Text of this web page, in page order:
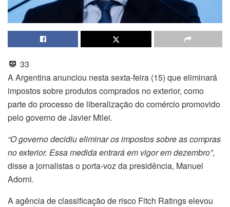
33
A Argentina anunciou nesta sexta-feira (15) que eliminará
impostos sobre produtos comprados no exterior, como
parte do processo de liberalização do comércio promovido
pelo governo de Javier Milei.
“O governo decidiu eliminar os impostos sobre as compras
no exterior. Essa medida entrará em vigor em dezembro”,
disse a jornalistas o porta-voz da presidência, Manuel
Adorni.
A agência de classificação de risco Fitch Ratings elevou